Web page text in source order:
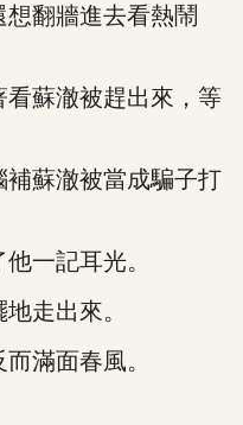
翻牆進去看熱鬧
蘇澈被趕出來，等
蘇澈被當成騙子打
一記耳光。
走出來。
滿面春風。